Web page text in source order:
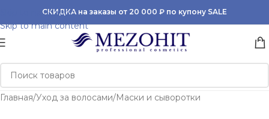
Skip to navigation
Skip to main content
СКИДКА на заказы от 20 000 ₽ по купону SALE
Главная/Уход за волосами/Маски и сыворотки